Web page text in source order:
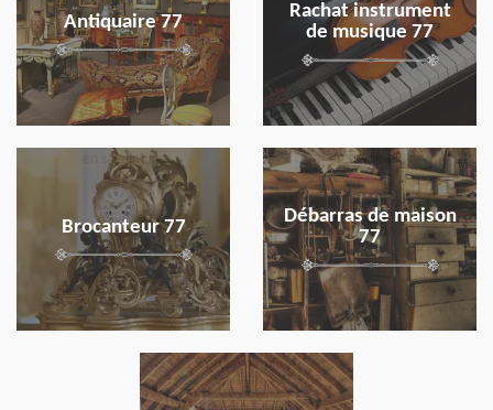
Antiquaire 77
Rachat instrument
de musique 77
Brocanteur 77
en savoir plus
Débarras de maison
77
en savoir plus
en savoir plus